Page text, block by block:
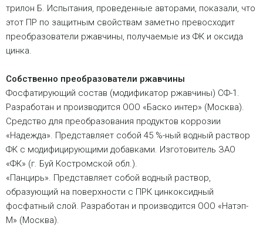
трилон Б. Испытания, проведенные авторами, показали, что
этот ПР по защитным свойствам заметно превосходит
преобразователи ржавчины, получаемые из ФК и оксида
цинка.
Собственно преобразователи ржавчины
Фосфатирующий состав (модификатор ржавчины) СФ-1.
Разработан и производится ООО «Баско интер» (Москва).
Средство для преобразования продуктов коррозии
«Надежда». Представляет собой 45 %-ный водный раствор
ФК с модифицирующими добавками. Изготовитель ЗАО
«ФК» (г. Буй Костромской обл.).
«Панцирь». Представляет собой водный раствор,
образующий на поверхности с ПРК цинкоксидный
фосфатный слой. Разработан и производится ООО «Натэп-
М» (Москва).